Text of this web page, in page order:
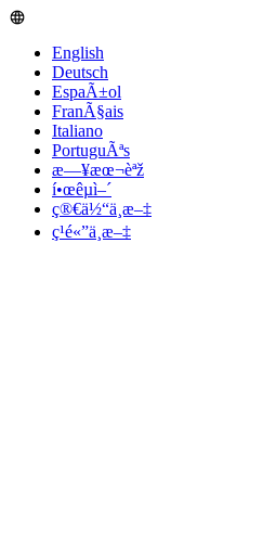
English
Deutsch
EspaÃ±ol
FranÃ§ais
Italiano
PortuguÃªs
æ—¥æœ¬èªž
í•œêµ­ì–´
ç®€ä½“ä¸­æ–‡
ç¹é«”ä¸­æ–‡